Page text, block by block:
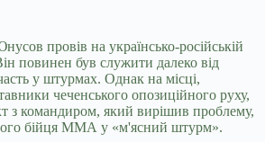
провів на українсько-російській
повинен був служити далеко від
у штурмах. Однак на місці,
чеченського опозиційного руху,
з командиром, який вирішив проблему,
бійця ММА у «м'ясний штурм».